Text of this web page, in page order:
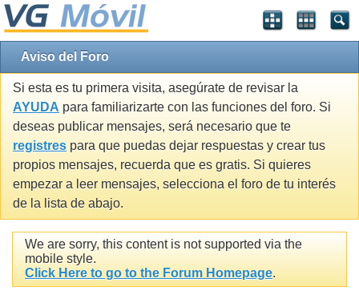
Aviso del Foro
Si esta es tu primera visita, asegúrate de revisar la
AYUDA para familiarizarte con las funciones del foro. Si
deseas publicar mensajes, será necesario que te
registres para que puedas dejar respuestas y crear tus
propios mensajes, recuerda que es gratis. Si quieres
empezar a leer mensajes, selecciona el foro de tu interés
de la lista de abajo.
We are sorry, this content is not supported via the
mobile style.
Click Here to go to the Forum Homepage.